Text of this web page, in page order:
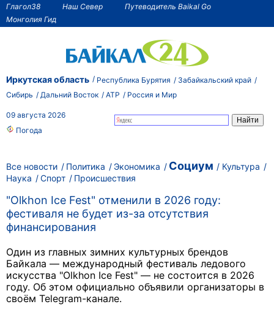
Глагол38 Наш Север
Путеводитель Baikal Go
Монголия Гид
Иркутская область Республика Бурятия
Забайкальский край
Сибирь
Дальний Восток АТР Россия и Мир
09 августа 2026
Погода
Все новости Политика Экономика Социум
Культура
Наука
Спорт Происшествия
"Olkhon Ice Fest" отменили в 2026 году:
фестиваля не будет из-за отсутствия
финансирования
Один из главных зимних культурных брендов
Байкала — международный фестиваль ледового
искусства "Olkhon Ice Fest" — не состоится в 2026
году. Об этом официально объявили организаторы в
своём Telegram-канале.